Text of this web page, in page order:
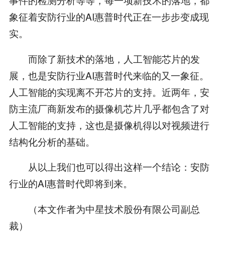
象征着安防行业的AI惠普时代正在一步步变成现
实。
而除了新技术的落地，人工智能芯片的发
展，也是安防行业AI惠普时代来临的又一象征。
人工智能的实现离不开芯片的支持。近两年，安
防主流厂商新发布的摄像机芯片几乎都包含了对
人工智能的支持，这也是摄像机得以对视频进行
结构化分析的基础。
从以上我们也可以得出这样一个结论：安防
行业的AI惠普时代即将到来。
（本文作者为中星技术股份有限公司副总
裁）